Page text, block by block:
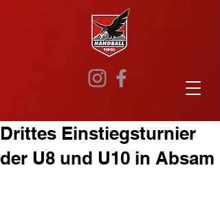
Drittes Einstiegsturnier
der U8 und U10 in Absam